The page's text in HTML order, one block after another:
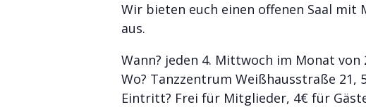
Wir bieten euch einen offenen Saal
aus.
Wann? jeden 4. Mittwoch im Monat von
Wo? Tanzzentrum Weißhausstraße 21,
Eintritt? Frei für Mitglieder, 4€ für